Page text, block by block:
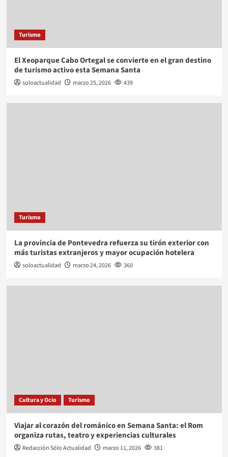
Turismo
El Xeoparque Cabo Ortegal se convierte en el gran destino
de turismo activo esta Semana Santa
soloactualidad marzo 25, 2026 439
Turismo
La provincia de Pontevedra refuerza su tirón exterior con
más turistas extranjeros y mayor ocupación hotelera
soloactualidad marzo 24, 2026 360
Cultura y Ocio Turismo
Viajar al corazón del románico en Semana Santa: el Rom
organiza rutas, teatro y experiencias culturales
Redacción Sólo Actualidad marzo 11, 2026 381